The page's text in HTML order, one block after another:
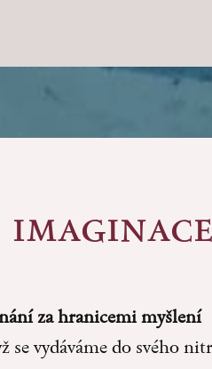
za hranicemi myšlení
se vydáváme do svého